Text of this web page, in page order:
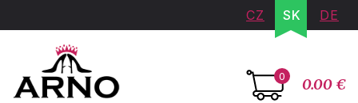
CZ SK DE
0 0.00 €